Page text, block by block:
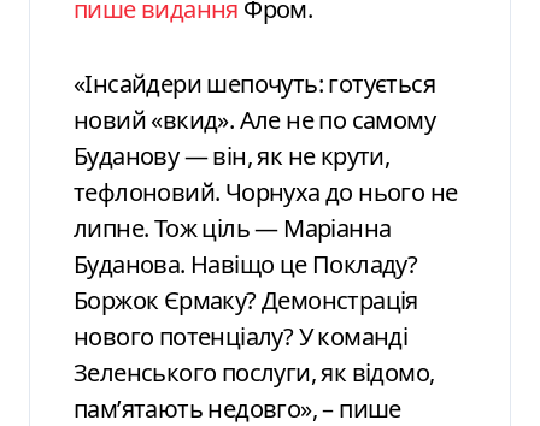
пише видання Фром.
«Інсайдери шепочуть: готується
новий «вкид». Але не по самому
Буданову — він, як не крути,
тефлоновий. Чорнуха до нього не
липне. Тож ціль — Маріанна
Буданова. Навіщо це Покладу?
Боржок Єрмаку? Демонстрація
нового потенціалу? У команді
Зеленського послуги, як відомо,
пам’ятають недовго», – пише